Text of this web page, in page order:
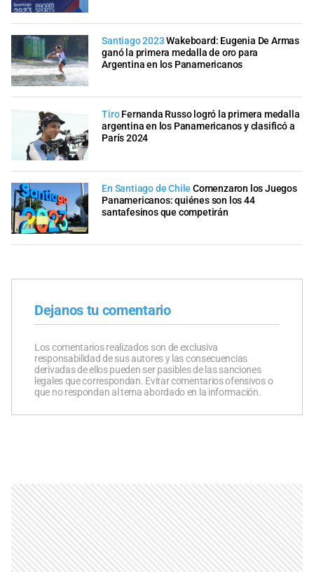
Santiago 2023Wakeboard: Eugenia De Armas
ganó la primera medalla de oro para
Argentina en los Panamericanos
Tiro Fernanda Russo logró la primera medalla
argentina en los Panamericanos y clasificó a
París 2024
En Santiago de Chile Comenzaron los Juegos
Panamericanos: quiénes son los 44
santafesinos que competirán
Dejanos tu comentario
Los comentarios realizados son de exclusiva
responsabilidad de sus autores y las consecuencias
derivadas de ellos pueden ser pasibles de las sanciones
legales que correspondan. Evitar comentarios ofensivos o
que no respondan al tema abordado en la información.